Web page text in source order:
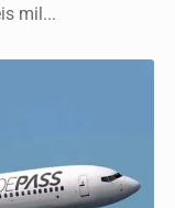
mil...